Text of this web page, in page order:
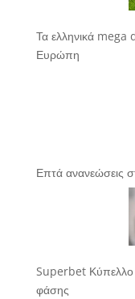
Τα ελληνικά
Ευρώπη
Επτά ανανεώσεις
Superbet
φάσης